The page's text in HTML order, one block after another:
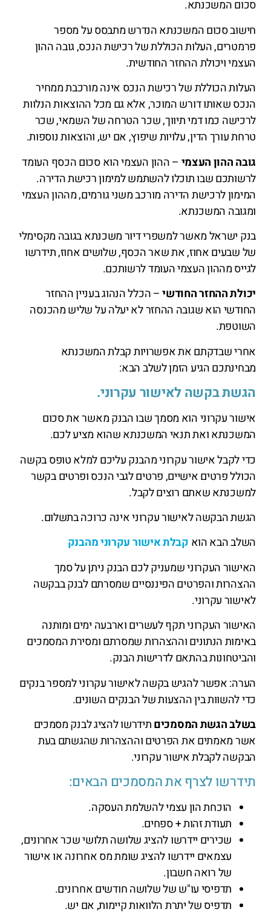
סכום המשכנתא.
חישוב סכום המשכנתא הנדרש מתבסס על מספר
פרמטרים, העלות הכוללת של רכישת הנכס, גובה ההון
העצמי ויכולת ההחזר החודשית.
העלות הכוללת של רכישת הנכס אינה מורכבת ממחיר
הנכס שאותו דורש המוכר, אלא גם מכל ההוצאות הנלוות
לרכישה כמו דמי תיווך, שכר הטרחה של השמאי, שכר
טרחת עורך הדין, עלויות שיפוץ, אם יש, והוצאות נוספות.
גובה ההון העצמי – ההון העצמי הוא סכום הכסף העומד
לרשותכם שבו תוכלו להשתמש למימון רכישת הדירה.
המימון לרכישת הדירה מורכב משני גורמים, מההון העצמי
ומגובה המשכנתא.
בנק ישראל מאשר למשפרי דיור משכנתא בגובה מקסימלי
של שבעים אחוז, את שאר הכסף, שלושים אחוז, תידרשו
לגייס מההון העצמי העומד לרשותכם.
יכולת ההחזר החודשי– הכלל הנהוג בעניין ההחזר
החודשי הוא שגובה ההחזר לא יעלה על שליש מהכנסה
השוטפת.
אחרי שבדקתם את אפשרויות קבלת המשכנתא
מבחינתכם הגיע הזמן לשלב הבא:
הגשת בקשה לאישור עקרוני.
אישור עקרוני הוא מסמך שבו הבנק מאשר את סכום
המשכנתא ואת תנאי המשכנתא שהוא מציע לכם.
כדי לקבל אישור עקרוני מהבנק עליכם למלא טופס בקשה
הכולל פרטים אישיים, פרטים לגבי הנכס ופרטים בקשר
למשכנתא שאתם רוצים לקבל.
הגשת הבקשה לאישור עקרוני אינה כרוכה בתשלום.
השלב הבא הוא קבלת אישור עקרוני מהבנק
האישור העקרוני שמעניק לכם הבנק ניתן על סמך
ההצהרות והפרטים הפיננסיים שמסרתם לבנק בבקשה
לאישור עקרוני.
האישור העקרוני תקף לעשרים וארבעה ימים ומותנה
באימות הנתונים וההצהרות שמסרתם ומסירת המסמכים
והביטחונות בהתאם לדרישות הבנק.
הערה: אפשר להגיש בקשה לאישור עקרוני למספר בנקים
כדי להשוות בין ההצעות של הבנקים השונים.
בשלב הגשת המסמכיםתידרשו להציג לבנק מסמכים
אשר מאמתים את הפרטים וההצהרות שהגשתם בעת
הבקשה לקבלת אישור עקרוני.
תידרשו לצרף את המסמכים הבאים:
הוכחת הון עצמי להשלמת העסקה.
תעודת זהות + ספחים.
שכירים יידרשו להציג שלושה תלושי שכר אחרונים,
עצמאים יידרשו להציג שומת מס אחרונה או אישור
של רואה חשבון.
תדפיסי עו"ש של שלושה חודשים אחרונים.
תדפיס של יתרת הלוואות קיימות, אם יש.